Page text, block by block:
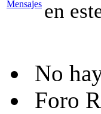
en
No
Foro